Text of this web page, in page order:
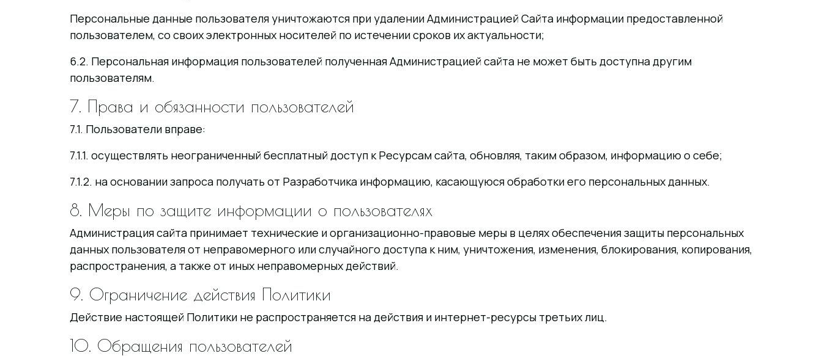
Персональные данные пользователя уничтожаются при удалении Администрацией Сайта информации предоставленной
пользователем, со своих электронных носителей по истечении сроков их актуальности;
6.2. Персональная информация пользователей полученная Администрацией сайта не может быть доступна другим
пользователям.
7. Права и обязанности пользователей
7.1. Пользователи вправе:
7.1.1. осуществлять неограниченный бесплатный доступ к Ресурсам сайта, обновляя, таким образом, информацию о себе;
7.1.2. на основании запроса получать от Разработчика информацию, касающуюся обработки его персональных данных.
8. Меры по защите информации о пользователях
Администрация сайта принимает технические и организационно-правовые меры в целях обеспечения защиты персональных
данных пользователя от неправомерного или случайного доступа к ним, уничтожения, изменения, блокирования, копирования,
распространения, а также от иных неправомерных действий.
9. Ограничение действия Политики
Действие настоящей Политики не распространяется на действия и интернет-ресурсы третьих лиц.
10. Обращения пользователей